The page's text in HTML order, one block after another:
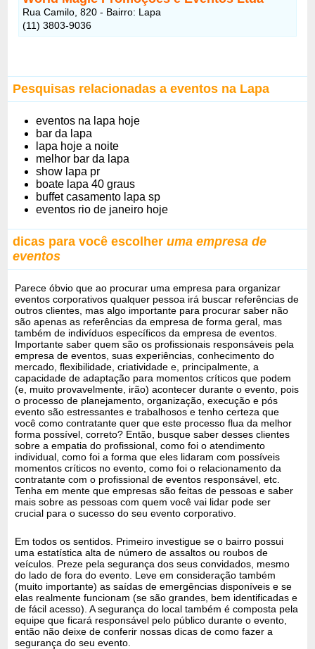
Rua Camilo, 820 - Bairro: Lapa
(11) 3803-9036
Pesquisas relacionadas a eventos na Lapa
eventos na lapa hoje
bar da lapa
lapa hoje a noite
melhor bar da lapa
show lapa pr
boate lapa 40 graus
buffet casamento lapa sp
eventos rio de janeiro hoje
dicas para você escolher uma empresa de
eventos
Parece óbvio que ao procurar uma empresa para organizar
eventos corporativos qualquer pessoa irá buscar referências de
outros clientes, mas algo importante para procurar saber não
são apenas as referências da empresa de forma geral, mas
também de indivíduos específicos da empresa de eventos.
Importante saber quem são os profissionais responsáveis pela
empresa de eventos, suas experiências, conhecimento do
mercado, flexibilidade, criatividade e, principalmente, a
capacidade de adaptação para momentos críticos que podem
(e, muito provavelmente, irão) acontecer durante o evento, pois
o processo de planejamento, organização, execução e pós
evento são estressantes e trabalhosos e tenho certeza que
você como contratante quer que este processo flua da melhor
forma possível, correto? Então, busque saber desses clientes
sobre a empatia do profissional, como foi o atendimento
individual, como foi a forma que eles lidaram com possíveis
momentos críticos no evento, como foi o relacionamento da
contratante com o profissional de eventos responsável, etc.
Tenha em mente que empresas são feitas de pessoas e saber
mais sobre as pessoas com quem você vai lidar pode ser
crucial para o sucesso do seu evento corporativo.
Em todos os sentidos. Primeiro investigue se o bairro possui
uma estatística alta de número de assaltos ou roubos de
veículos. Preze pela segurança dos seus convidados, mesmo
do lado de fora do evento. Leve em consideração também
(muito importante) as saídas de emergências disponíveis e se
elas realmente funcionam (se são grandes, bem identificadas e
de fácil acesso). A segurança do local também é composta pela
equipe que ficará responsável pelo público durante o evento,
então não deixe de conferir nossas dicas de como fazer a
segurança do seu evento.